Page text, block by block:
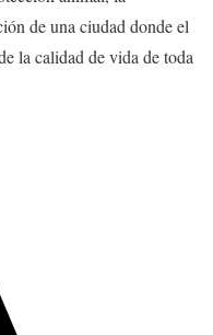
de una ciudad donde el
la calidad de vida de toda